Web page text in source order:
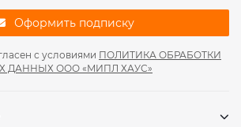
Оформить подписку
с условиями ПОЛИТИКА ОБРАБОТКИ
ДАННЫХ ООО «МИПЛ ХАУС»